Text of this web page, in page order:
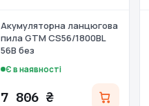
Акумуляторна ланцюгова
пила GTM CS56/1800BL
56В без
Є в наявності
7 806 ₴